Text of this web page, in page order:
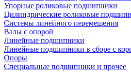
Упорные роликовые подшипники
Цилиндрические роликовые
Системы линейного перемещения
Валы с опорой
Линейные подшипники
Линейные подшипники в сборе с
Опоры
Специальные подшипники и прочее